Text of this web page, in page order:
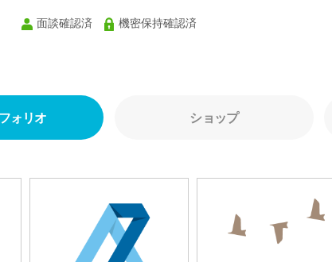
面談確認済 機密保持確認済
ォリオ ショップ